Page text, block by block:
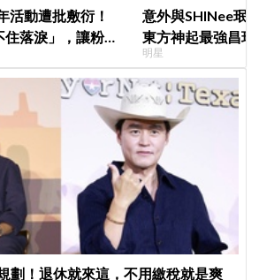
活動遭批敷衍！
落淚」，讓粉絲
意外與SHINee珉
東方神起最強昌
的」
明星
劃！退休就來這，不用繳稅就是爽